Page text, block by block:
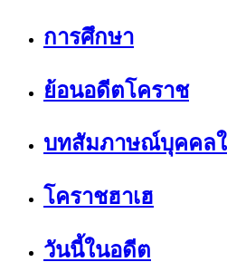
การศึกษา
ย้อนอดีตโคราช
บทสัมภาษณ์บุคคล
โคราชฮาเฮ
วันนี้ในอดีต